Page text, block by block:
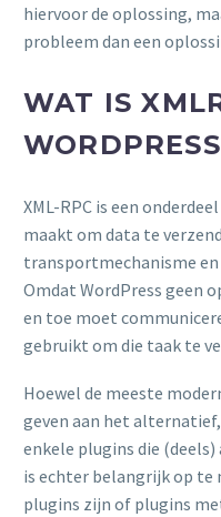
hiervoor de oplossing,
probleem dan een
WAT IS
XML-RPC is een
maakt om data te
transportmechanisme en
Omdat WordPress geen
en toe moet
gebruikt om die taak te
Hoewel de meeste
geven aan het alternatief,
enkele plugins die (deels)
is echter belangrijk op te
plugins zijn of plugins